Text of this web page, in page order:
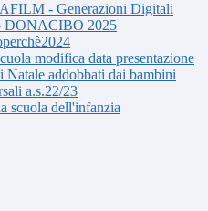
- Generazioni Digitali
DONACIBO 2025
modifica data presentazione
Natale addobbati dai bambini
a.s.22/23
scuola dell'infanzia